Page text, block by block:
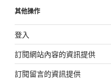
其他操作
登入
訂閱網站內容的資訊提供
訂閱留言的資訊提供